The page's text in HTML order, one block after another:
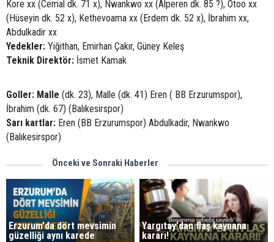
Kore xx (Cemal dk. 71 x), Nwankwo xx (Alperen dk. 85 ?), Otoo xx
(Hüseyin dk. 52 x), Kethevoama xx (Erdem dk. 52 x), İbrahim xx,
Abdulkadir xx
Yedekler: Yiğithan, Emirhan Çakır, Güney Keleş
Teknik Direktör: İsmet Kamak
Goller: Malle (dk. 23), Malle (dk. 41) Eren ( BB Erzurumspor),
İbrahim (dk. 67) (Balıkesirspor)
Sarı kartlar: Eren (BB Erzurumspor) Abdulkadir, Nwankwo
(Balıkesirspor)
Önceki ve Sonraki Haberler
Erzurum'da dört mevsimin
güzelliği aynı karede
Yargıtay'dan flaş kaynana
kararı!